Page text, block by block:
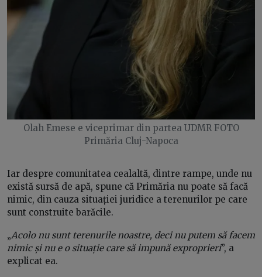
Olah Emese e viceprimar din partea UDMR FOTO
Primăria Cluj-Napoca
Iar despre comunitatea cealaltă, dintre rampe, unde nu
există sursă de apă, spune că Primăria nu poate să facă
nimic, din cauza situației juridice a terenurilor pe care
sunt construite barăcile.
„Acolo nu sunt terenurile noastre, deci nu putem să facem
nimic și nu e o situație care să impună exproprieri”, a
explicat ea.